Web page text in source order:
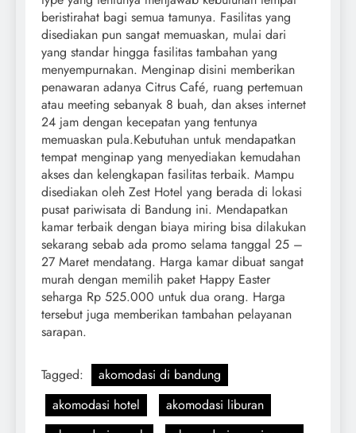
beristirahat bagi semua tamunya. Fasilitas yang
disediakan pun sangat memuaskan, mulai dari
yang standar hingga fasilitas tambahan yang
menyempurnakan. Menginap disini memberikan
penawaran adanya Citrus Café, ruang pertemuan
atau meeting sebanyak 8 buah, dan akses internet
24 jam dengan kecepatan yang tentunya
memuaskan pula.Kebutuhan untuk mendapatkan
tempat menginap yang menyediakan kemudahan
akses dan kelengkapan fasilitas terbaik. Mampu
disediakan oleh Zest Hotel yang berada di lokasi
pusat pariwisata di Bandung ini. Mendapatkan
kamar terbaik dengan biaya miring bisa dilakukan
sekarang sebab ada promo selama tanggal 25 –
27 Maret mendatang. Harga kamar dibuat sangat
murah dengan memilih paket Happy Easter
seharga Rp 525.000 untuk dua orang. Harga
tersebut juga memberikan tambahan pelayanan
sarapan.
Tagged:
akomodasi di bandung
akomodasi hotel
akomodasi liburan